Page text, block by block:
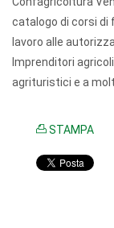
catalogo di corsi di
lavoro alle
Imprenditori
agrituristici e a
STAMPA